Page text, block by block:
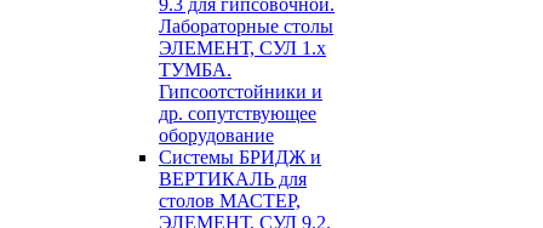
9.3 для гипсовочной.
Лабораторные столы
ЭЛЕМЕНТ, СУЛ 1.х
ТУМБА.
Гипсоотстойники и
др. сопутствующее
оборудование
Системы БРИДЖ и
ВЕРТИКАЛЬ для
столов МАСТЕР,
ЭЛЕМЕНТ, СУЛ 9.2.